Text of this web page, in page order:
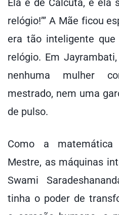
Ela é de Calcutá, e ela
relógio!’” A Mãe ficou
era tão inteligente
relógio. Em
nenhuma mulher
mestrado, nem uma
de pulso.
Como a
Mestre, as máquinas
Swami
tinha o poder de